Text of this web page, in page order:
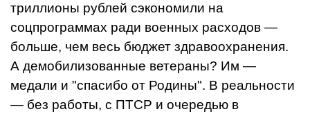
триллионы рублей сэкономили на
соцпрограммах ради военных расходов —
больше, чем весь бюджет здравоохранения.
А демобилизованные ветераны? Им —
медали и "спасибо от Родины". В реальности
— без работы, с ПТСР и очередью в